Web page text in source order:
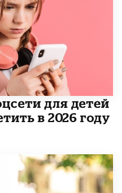
для детей
в 2026 году